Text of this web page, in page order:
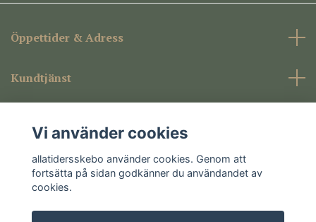
Öppettider & Adress
Kundtjänst
Sociala medier
Vi använder cookies
allatidersskebo använder cookies. Genom att
fortsätta på sidan godkänner du användandet av
cookies.